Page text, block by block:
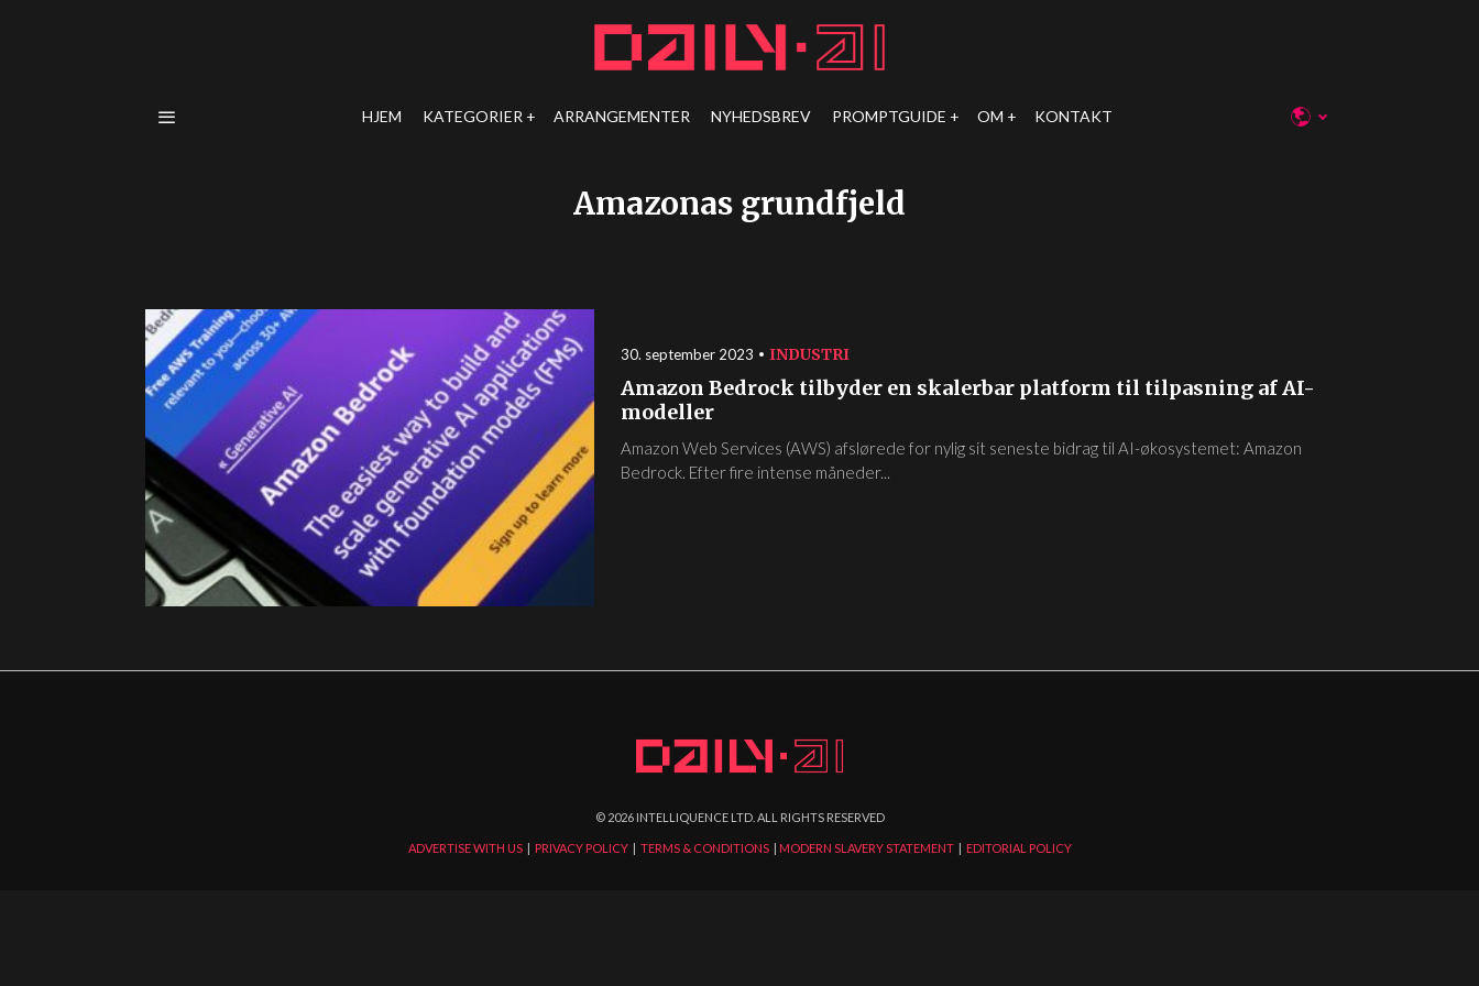
HJEM KATEGORIER ARRANGEMENTER NYHEDSBREV PROMPTGUIDE OM KONTAKT
Amazonas grundfjeld
30. september 2023 INDUSTRI
Amazon Bedrock tilbyder en skalerbar platform til tilpasning af AI-
modeller
Amazon Web Services (AWS) afslørede for nylig sit seneste bidrag til AI-økosystemet: Amazon
Bedrock. Efter fire intense måneder...
© 2026INTELLIQUENCE LTD. ALL RIGHTS RESERVED
ADVERTISE WITH US| PRIVACY POLICY| TERMS & CONDITIONS| MODERN SLAVERY STATEMENT| EDITORIAL POLICY